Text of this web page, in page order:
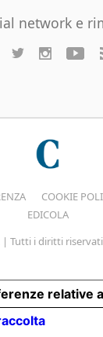
network e
COOKIE
EDICOLA
| Tutti i diritti
relative